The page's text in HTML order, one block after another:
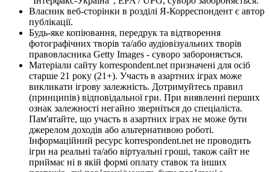
Власник веб-сторінки в розділі Я-Корреспондент є автор
публікації.
Будь-яке копіювання, передрук та відтворення
фотографічних творів та/або аудіовізуальних творів
правовласника Getty Images - суворо забороняється.
Матеріали сайту korrespondent.net призначені для осіб
старше 21 року (21+). Участь в азартних іграх може
викликати ігрову залежність. Дотримуйтесь правил
(принципів) відповідальної гри. При виявленні перших
ознак залежності негайно зверніться до спеціаліста.
Пам'ятайте, що участь в азартних іграх не може бути
джерелом доходів або альтернативою роботі.
Інформаційний ресурс korrespondent.net не проводить
ігри на реальні та/або віртуальні гроші, також сайт не
приймає ні в якій формі оплату ставок та інших